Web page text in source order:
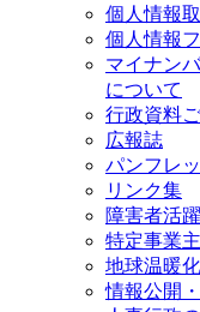
個人情報
個人情報
マイナン
について
行政資料
広報誌
パンフレ
リンク集
障害者活
特定事業
地球温暖
情報公開